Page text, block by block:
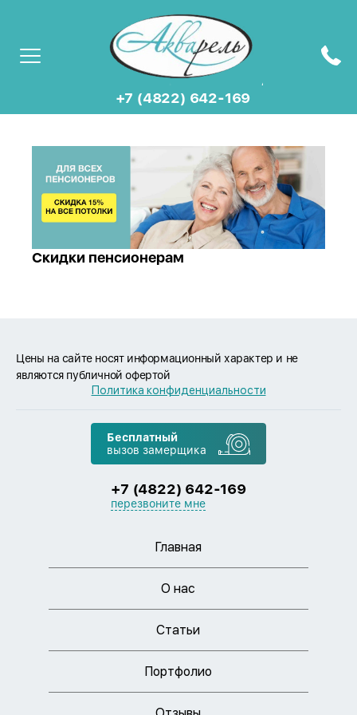
+7 (4822) 642-169
Скидки пенсионерам
Цены на сайте носят информационный характер и не
являются публичной офертой
Политика конфиденциальности
Бесплатный
вызов замерщика
+7 (4822) 642-169
перезвоните мне
Главная
О нас
Статьи
Портфолио